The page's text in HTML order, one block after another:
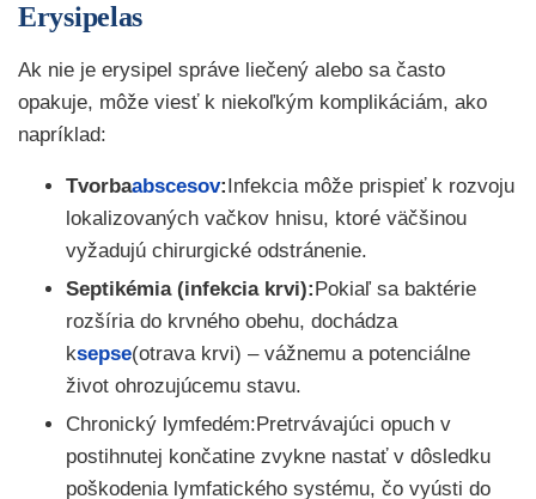
Erysipelas
Ak nie je erysipel správe liečený alebo sa často
opakuje, môže viesť k niekoľkým komplikáciám, ako
napríklad:
Tvorbaabscesov:Infekcia môže prispieť k rozvoju
lokalizovaných vačkov hnisu, ktoré väčšinou
vyžadujú chirurgické odstránenie.
Septikémia (infekcia krvi):Pokiaľ sa baktérie
rozšíria do krvného obehu, dochádza
ksepse(otrava krvi) – vážnemu a potenciálne
život ohrozujúcemu stavu.
Chronický lymfedém:Pretrvávajúci opuch v
postihnutej končatine zvykne nastať v dôsledku
poškodenia lymfatického systému, čo vyústi do